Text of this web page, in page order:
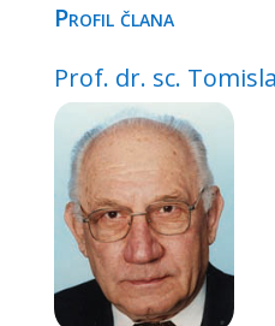
Profil člana
Prof. dr. sc.